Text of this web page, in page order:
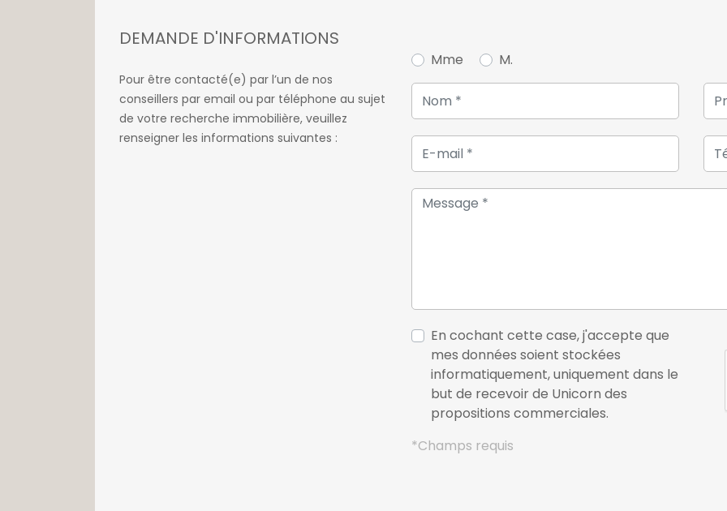
l'extérieur.
DEMANDE D'INFORMATIONS
Pour être contacté(e) par l’un de nos
conseillers par email ou par téléphone au sujet
de votre recherche immobilière, veuillez
renseigner les informations suivantes :
Mme M.
En cochant cette case, j'accepte que
mes données soient stockées
informatiquement, uniquement dans le
but de recevoir de Unicorn des
propositions commerciales.
*Champs requis